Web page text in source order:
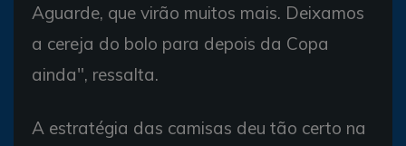
Aguarde, que virão muitos mais. Deixamos
a cereja do bolo para depois da Copa
ainda", ressalta.
A estratégia das camisas deu tão certo na